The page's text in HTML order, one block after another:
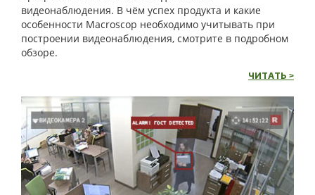
видеонаблюдения. В чём успех продукта и какие
особенности Macroscop необходимо учитывать при
построении видеонаблюдения, смотрите в подробном
обзоре.
ЧИТАТЬ >